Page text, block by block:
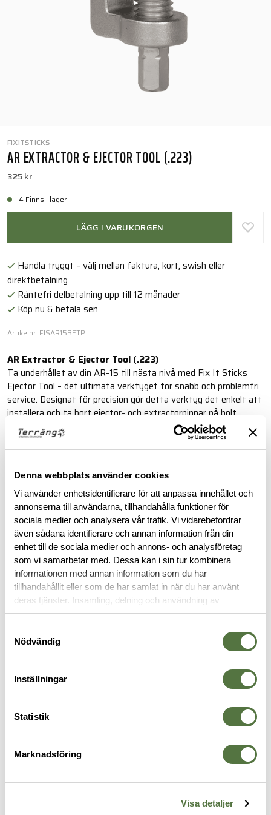
Denna webbplats använder cookies
Vi använder enhetsidentifierare för att anpassa innehållet och
annonserna till användarna, tillhandahålla funktioner för
sociala medier och analysera vår trafik. Vi vidarebefordrar
även sådana identifierare och annan information från din
enhet till de sociala medier och annons- och analysföretag
som vi samarbetar med. Dessa kan i sin tur kombinera
informationen med annan information som du har
tillhandahållit eller som de har samlat in när du har använt
deras tjänster. Insamling, delning och användning av
personuppgifter kan användas för personalisering av
Nödvändig
Inställningar
Statistik
Marknadsföring
Visa detaljer
FIXITSTICKS
AR EXTRACTOR & EJECTOR TOOL (.223)
325 kr
4 Finns i lager
LÄGG I VARUKORGEN
Handla tryggt – välj mellan faktura, kort, swish eller
direktbetalning
Räntefri delbetalning upp till 12 månader
Köp nu & betala sen
Artikelnr: FISAR15BETP
AR Extractor & Ejector Tool (.223)
Ta underhållet av din AR-15 till nästa nivå med Fix It Sticks
Ejector Tool – det ultimata verktyget för snabb och problemfri
service. Designat för precision gör detta verktyg det enkelt att
installera och ta bort ejector- och extractorpinnar på bolt
assemblies.
Läs mer
BESKRIVNING
RECENSIONER
OM VARUMÄRKET
VERKTYG
Tool kit for MCX/MPX